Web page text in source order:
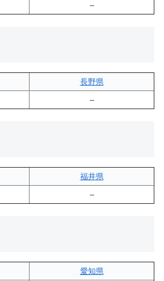
–
長野県
–
福井県
–
愛知県